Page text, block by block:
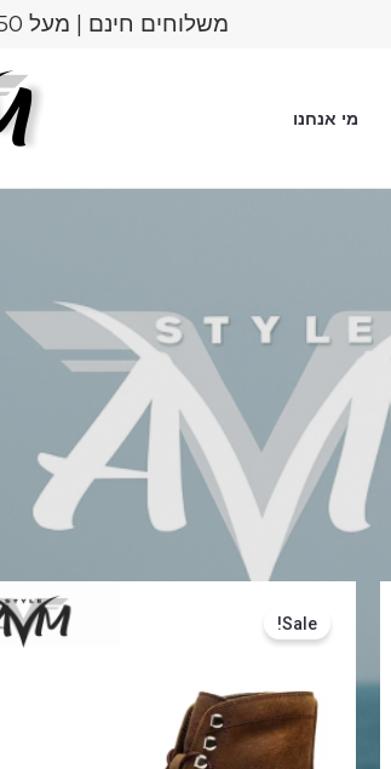
משלוחים חינם | מעל 2750+ הזמנות 5 כוכבים ★★★★★
מי אנחנו
המוצרים
Sale!
המקורי
היה: